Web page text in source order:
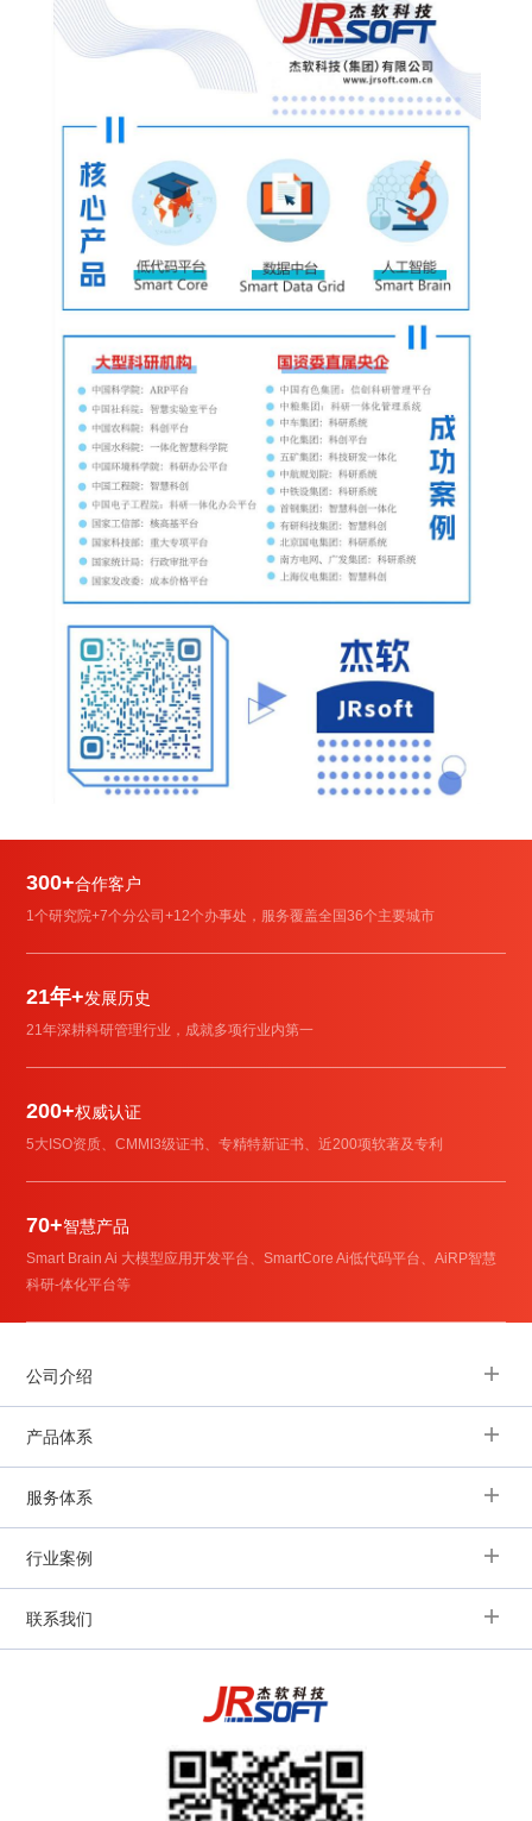
300+合作客户
1个研究院+7个分公司+12个办事处，服务覆盖全国36个主要城市
21年+发展历史
21年深耕科研管理行业，成就多项行业内第一
200+权威认证
5大ISO资质、CMMI3级证书、专精特新证书、近200项软著及专利
70+智慧产品
Smart Brain Ai 大模型应用开发平台、SmartCore Ai低代码平台、AiRP智慧
科研-体化平台等
公司介绍
产品体系
服务体系
行业案例
联系我们